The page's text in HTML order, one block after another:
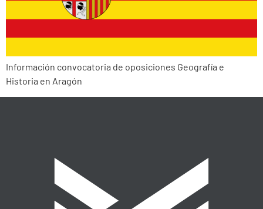
Información convocatoria de oposiciones Geografía e
Historia en Aragón